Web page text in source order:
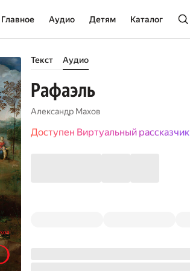
Главное Аудио Детям Каталог
Текст Аудио
Рафаэль
Александр Махов
Доступен Виртуальный рассказчик